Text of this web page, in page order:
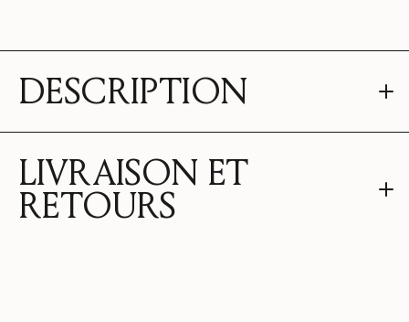
DESCRIPTION
LIVRAISON ET
RETOURS